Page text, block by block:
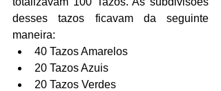
desses tazos ficavam da seguinte
maneira:
40 Tazos Amarelos
20 Tazos Azuis
20 Tazos Verdes